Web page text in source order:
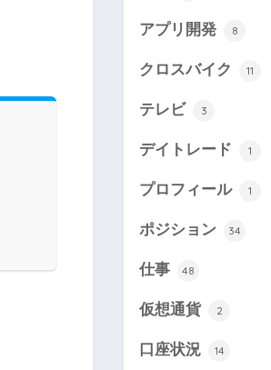
アプリ開発 8
クロスバイク 11
テレビ 3
デイトレード 1
プロフィール 1
ポジション 34
仕事 48
仮想通貨 2
口座状況 14